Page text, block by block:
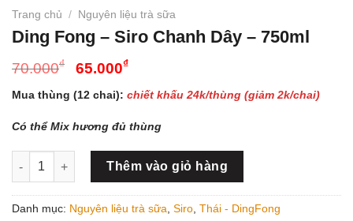
Trang chủ / Nguyên liệu trà sữa
Ding Fong – Siro Chanh Dây – 750ml
70.000₫
Giá
là:
70.000₫.
65.000₫Giá
hiện
tại
là:
Mua thùng (12 chai): chiết khấu 24k/thùng (giảm 2k/chai)
Có thể Mix hương đủ thùng
Ding Fong - Siro Chanh Dây - 750ml số lượng
Thêm vào giỏ hàng
Danh mục: Nguyên liệu trà sữa, Siro, Thái - DingFong